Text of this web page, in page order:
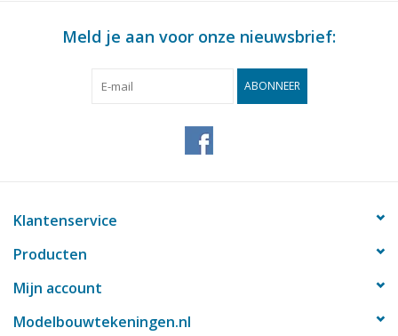
Meld je aan voor onze nieuwsbrief:
ABONNEER
Klantenservice
Producten
Mijn account
Modelbouwtekeningen.nl